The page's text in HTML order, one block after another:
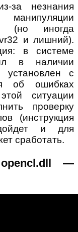
за незнания
(но иногда
и лишний).
в системе
в наличии
установлен с
об ошибках
ситуации
проверку
(инструкция
и для
сработать.
opencl.dll —